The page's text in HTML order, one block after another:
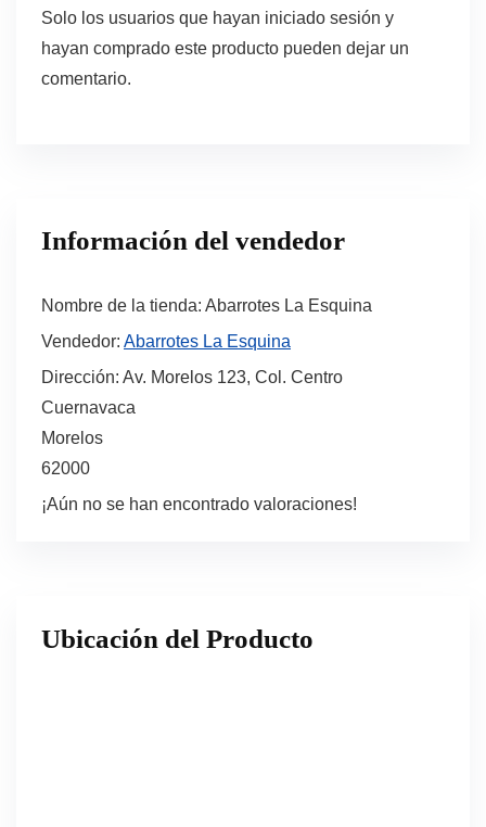
Solo los usuarios que hayan iniciado sesión y
hayan comprado este producto pueden dejar un
comentario.
Información del vendedor
Nombre de la tienda: Abarrotes La Esquina
Vendedor: Abarrotes La Esquina
Dirección: Av. Morelos 123, Col. Centro
Cuernavaca
Morelos
62000
¡Aún no se han encontrado valoraciones!
Ubicación del Producto